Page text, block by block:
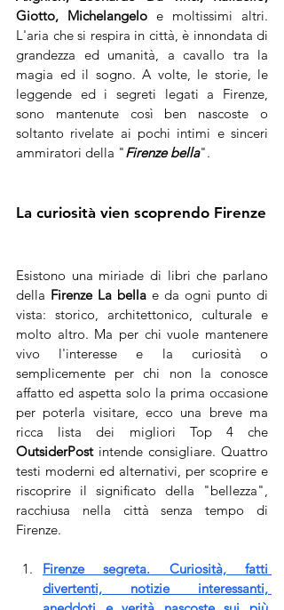
Giotto, Michelangelo e moltissimi altri.
L'aria che si respira in città, è innondata di
grandezza ed umanità, a cavallo tra la
magia ed il sogno. A volte, le storie, le
leggende ed i segreti legati a Firenze,
sono mantenute così ben nascoste o
soltanto rivelate ai pochi intimi e sinceri
ammiratori della "Firenze bella".
La curiosità vien scoprendo Firenze
Esistono una miriade di libri che parlano
della Firenze La bella e da ogni punto di
vista: storico, architettonico, culturale e
molto altro. Ma per chi vuole mantenere
vivo l'interesse e la curiosità o
semplicemente per chi non la conosce
affatto ed aspetta solo la prima occasione
per poterla visitare, ecco una breve ma
OutsiderPost intende consigliare. Quattro
testi moderni ed alternativi, per scoprire e
riscoprire il significato della "bellezza",
racchiusa nella città senza tempo di
Firenze.
Firenze segreta. Curiosità, fatti
divertenti, notizie interessanti,